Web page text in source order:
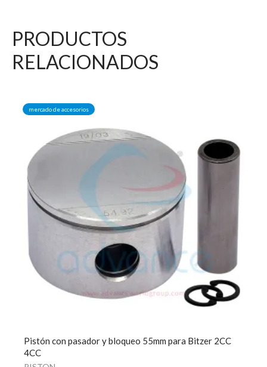
PRODUCTOS
RELACIONADOS
mercado de accesorios
Pistón con pasador y bloqueo 55mm para Bitzer 2CC
4CC